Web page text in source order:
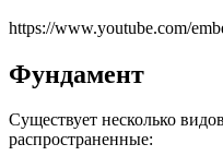
https://www.youtube.com/
Фундамент
Существует несколько
распространенные: